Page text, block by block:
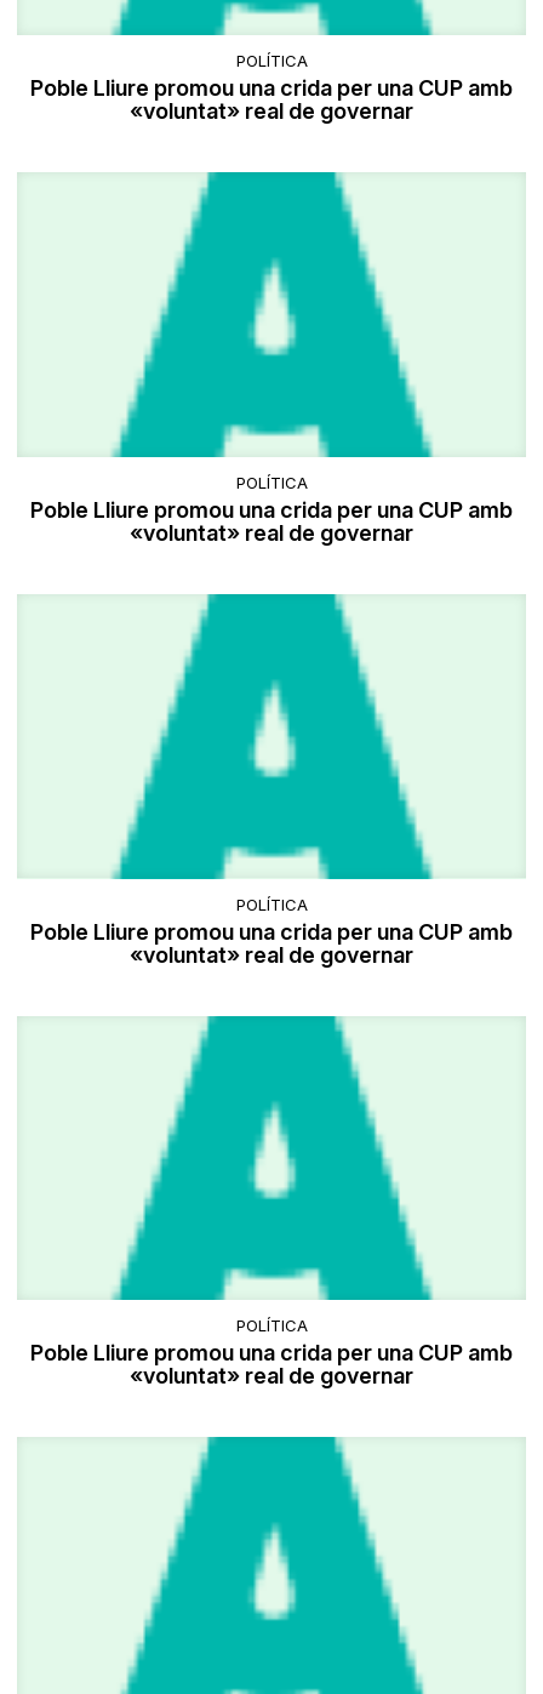
POLÍTICA
Poble Lliure promou una crida per una CUP amb
«voluntat» real de governar
POLÍTICA
Poble Lliure promou una crida per una CUP amb
«voluntat» real de governar
POLÍTICA
Poble Lliure promou una crida per una CUP amb
«voluntat» real de governar
POLÍTICA
Poble Lliure promou una crida per una CUP amb
«voluntat» real de governar